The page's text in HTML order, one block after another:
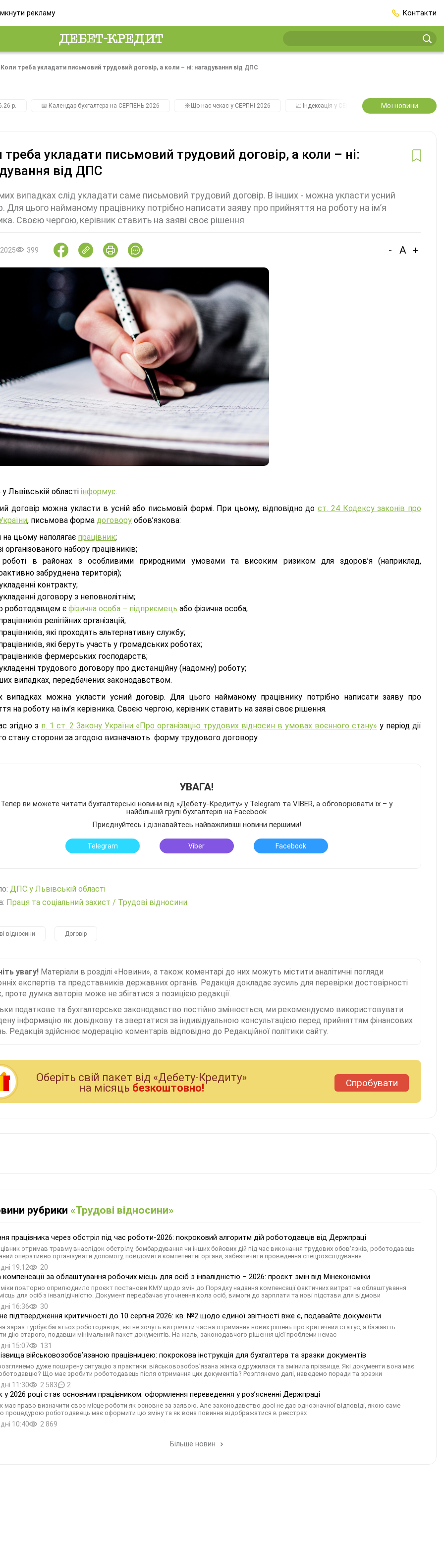
рекламу Контакти
Коли треба укладати письмовий трудовий договір, а коли – ні: нагадування від ДПС
р. 📅 Календар бухгалтера на СЕРПЕНЬ 2026 ☀️Що нас чекає у СЕРПНІ 2026 📈 Індексація у СЕРПНІ 2️⃣0️⃣2️⃣7️⃣ Усі
Мої новини
треба укладати письмовий трудовий договір, а коли – ні:
від ДПС
випадках слід укладати саме письмовий трудовий договір. В інших - можна укласти усний
Для цього найманому працівнику потрібно написати заяву про прийняття на роботу на ім’я
Своєю чергою, керівник ставить на заяві своє рішення
399 - A +
Львівській області інформує.
договір можна укласти в усній або письмовій формі. При цьому, відповідно дост. 24 Кодексу законів про
, письмова форма договору обов’язкова:
на цьому наполягає працівник;
організованого набору працівників;
в районах з особливими природними умовами та високим ризиком для здоров’я (наприклад,
забруднена територія);
контракту;
договору з неповнолітнім;
роботодавцем є фізична особа – підприємець або фізична особа;
релігійних організацій;
які проходять альтернативну службу;
які беруть участь у громадських роботах;
фермерських господарств;
трудового договору про дистанційну (надомну) роботу;
випадках, передбачених законодавством.
випадках можна укласти усний договір. Для цього найманому працівнику потрібно написати заяву про
на роботу на ім’я керівника. Своєю чергою, керівник ставить на заяві своє рішення.
згідно з п. 1 ст. 2 Закону України «Про організацію трудових відносин в умовах воєнного стану» у період дії
стану сторони за згодою визначають форму трудового договору.
УВАГА!
Тепер ви можете читати бухгалтерські новини від «Дебету-Кредиту» у Telegram та VIBER, а обговорювати їх – у
найбільшій групі бухгалтерів на Facebook
Приєднуйтесь і дізнавайтесь найважливіші новини першими!
Telegram Viber Facebook
ДПС у Львівській області
Праця та соціальний захист / Трудові відносини
відносини Договір
увагу! Матеріали в розділі «Новини», а також коментарі до них можуть містити аналітичні погляди
експертів та представників державних органів. Редакція докладає зусиль для перевірки достовірності
проте думка авторів може не збігатися з позицією редакції.
податкове та бухгалтерське законодавство постійно змінюється, ми рекомендуємо використовувати
інформацію як довідкову та звертатися за індивідуальною консультацією перед прийняттям фінансових
Редакція здійснює модерацію коментарів відповідно до Редакційної політики сайту.
Оберiть свiй пакет вiд «Дебету-Кредиту»
на мiсяць безкоштовно! Спробувати
рубрики «Трудові відносини»
працівника через обстріл під час роботи-2026: покроковий алгоритм дій роботодавців від Держпраці
отримав травму внаслідок обстрілу, бомбардування чи інших бойових дій під час виконання трудових обов'язків, роботодавець
оперативно організувати допомогу, повідомити компетентні органи, забезпечити проведення спецрозслідування
19:12 20
за облаштування робочих місць для осіб з інвалідністю – 2026: проєкт змін від Мінекономіки
повторно оприлюднило проєкт постанови КМУ щодо змін до Порядку надання компенсації фактичних витрат на облаштування
для осіб з інвалідічністю. Документ передбачає уточнення кола осіб, вимоги до зарплати та нові підстави для відмови
16:36 30
підтвердження критичності до 10 серпня 2026: кв. №2 щодо єдиної звітності вже є, подавайте документи
зараз турбує багатьох роботодавців, які не хочуть витрачати час на отримання нових рішень про критичний статус, а бажають
дію старого, подавши мінімальний пакет документів. На жаль, законодавчого рішення цієї проблеми немає
15:07 131
військовозобов’язаною працівницею: покрокова інструкція для бухгалтера та зразки документів
дуже поширену ситуацію з практики: військовозобов’язана жінка одружилася та змінила прізвище. Які документи вона має
Що має зробити роботодавець після отримання цих документів? Розглянемо далі, наведемо поради та зразки
11:30 2 583 2
у 2026 році стає основним працівником: оформлення переведення у розʼясненні Держпраці
має право визначити своє місце роботи як основне за заявою. Але законодавство досі не дає однозначної відповіді, якою саме
процедурою роботодавець має оформити цю зміну та як вона повинна відображатися в реєстрах
10:40 2 869
Більше новин